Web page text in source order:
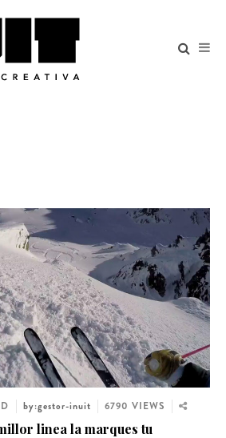
by:gestor-inuit 6790 VIEWS
linea la marques tu